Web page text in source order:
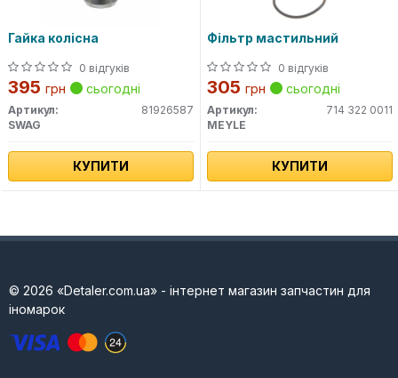
Гайка колісна
0 відгуків
395 грн сьогодні
Артикул:
81926587
SWAG
КУПИТИ
Фільтр мастильний
0 відгуків
305 грн сьогодні
Артикул:
714 322 0011
MEYLE
КУПИТИ
© 2026 «Detaler.com.ua» - інтернет магазин запчастин для
іномарок